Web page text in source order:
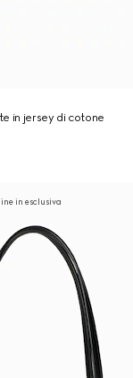
in jersey di cotone
in esclusiva